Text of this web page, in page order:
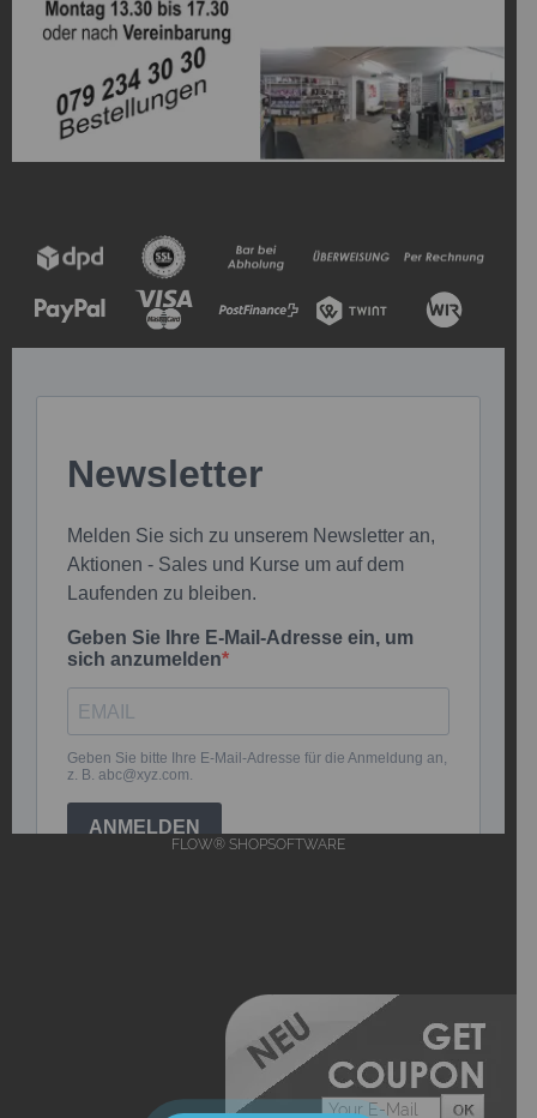
FLOW® SHOPSOFTWARE